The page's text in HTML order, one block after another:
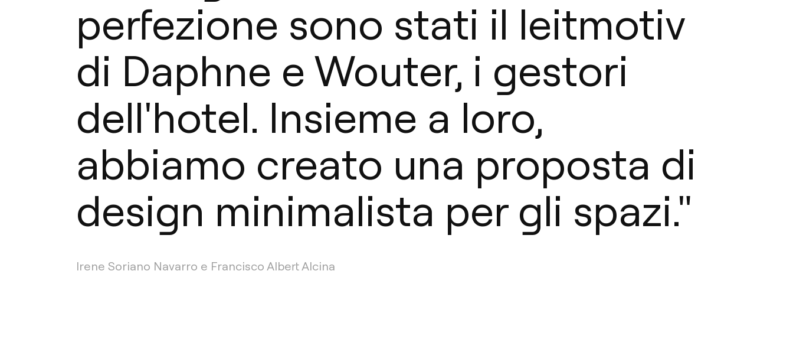
perfezione sono stati il leitmotiv
di Daphne e Wouter, i gestori
dell'hotel. Insieme a loro,
abbiamo creato una proposta di
design minimalista per gli spazi."
Irene Soriano Navarro e Francisco Albert Alcina